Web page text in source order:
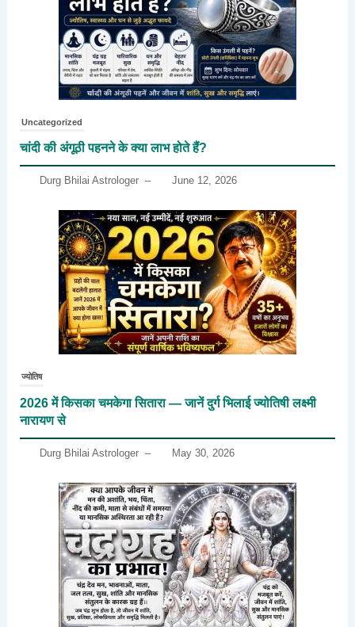
Uncategorized
चांदी की अंगूठी पहनने के क्या लाभ होते हैं?
Durg Bhilai Astrologer – June 12, 2026
ज्योतिष
2026 में किसका चमकेगा सितारा — जानें दुर्ग भिलाई ज्योतिषी लक्ष्मी
नारायण से
Durg Bhilai Astrologer – May 30, 2026